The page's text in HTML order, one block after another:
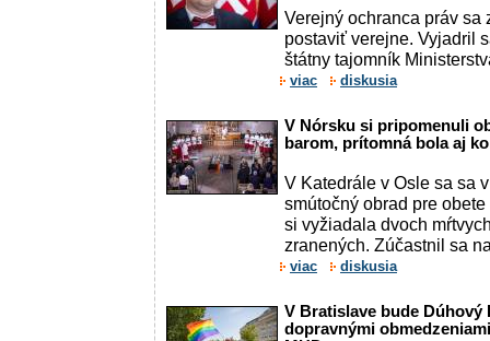
Verejný ochranca práv sa
postaviť verejne. Vyjadril
štátny tajomník
viac diskusia
V Nórsku si pripomenuli
barom, prítomná bola aj
V Katedrále v Osle sa sa
smútočný obrad pre
si vyžiadala dvoch
zranených. Zúčastnil sa
viac diskusia
V Bratislave bude
dopravnými